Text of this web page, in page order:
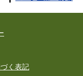
く表記